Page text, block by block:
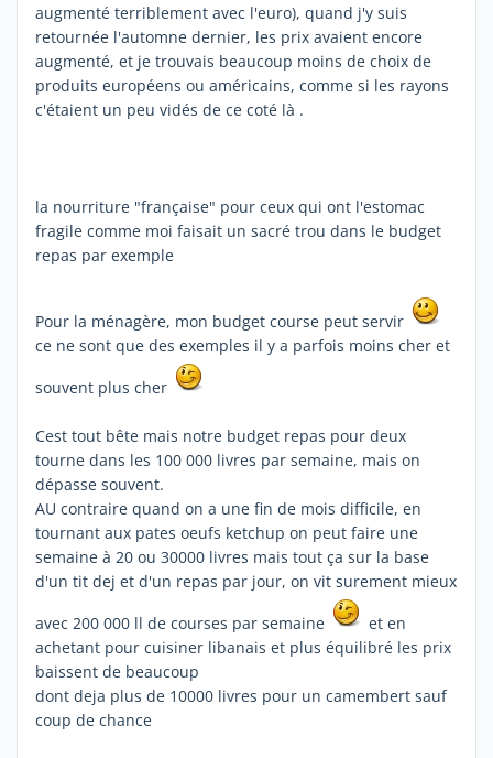
augmenté terriblement avec l'euro), quand j'y suis
retournée l'automne dernier, les prix avaient encore
augmenté, et je trouvais beaucoup moins de choix de
produits européens ou américains, comme si les rayons
c'étaient un peu vidés de ce coté là .
la nourriture "française" pour ceux qui ont l'estomac
fragile comme moi faisait un sacré trou dans le budget
repas par exemple
Pour la ménagère, mon budget course peut servir
ce ne sont que des exemples il y a parfois moins cher et
souvent plus cher
Cest tout bête mais notre budget repas pour deux
tourne dans les 100 000 livres par semaine, mais on
dépasse souvent.
AU contraire quand on a une fin de mois difficile, en
tournant aux pates oeufs ketchup on peut faire une
semaine à 20 ou 30000 livres mais tout ça sur la base
d'un tit dej et d'un repas par jour, on vit surement mieux
avec 200 000 ll de courses par semaine
et en
achetant pour cuisiner libanais et plus équilibré les prix
baissent de beaucoup
dont deja plus de 10000 livres pour un camembert sauf
coup de chance